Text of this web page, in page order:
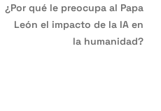
¿Por qué le preocupa al Papa
León el impacto de la IA en
la humanidad?